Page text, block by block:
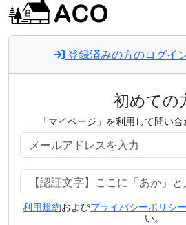
登録済みの方のログイ
初めての
「マイページ」を利用して問い合
利用規約およびプライバシーポリシー
い。